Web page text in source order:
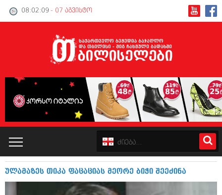
08:02:09 - 07 აგვისტო
კატალოგი
ულამაზეს თიკა ფაცაციას მეორე ბიჭი შეეძინა